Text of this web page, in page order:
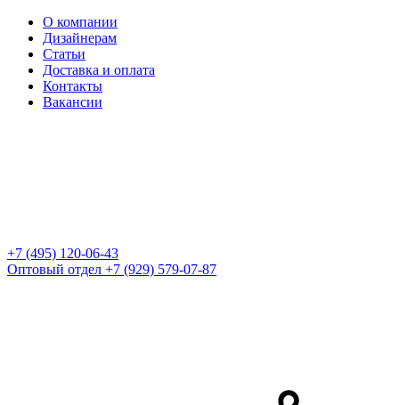
О компании
Дизайнерам
Статьи
Доставка и оплата
Контакты
Вакансии
+7 (495) 120-06-43
Оптовый отдел +7 (929) 579-07-87